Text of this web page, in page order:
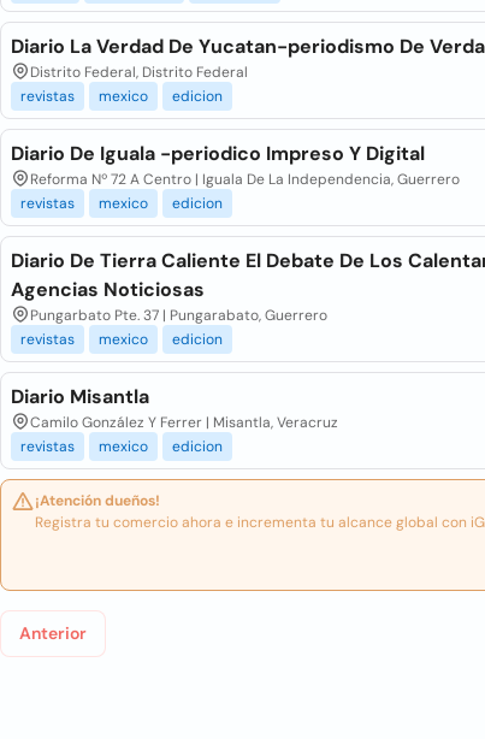
Diario La Verdad De Yucatan-periodismo De
Distrito Federal, Distrito Federal
revistas
mexico edicion
Diario De Iguala -periodico Impreso Y Digital
Reforma Nº 72 A Centro | Iguala De La Independencia, Guerrero
revistas
mexico edicion
Diario De Tierra Caliente El Debate De Los
Agencias Noticiosas
Pungarbato Pte. 37 | Pungarabato, Guerrero
revistas
mexico edicion
Diario Misantla
Camilo González Y Ferrer | Misantla, Veracruz
revistas
mexico edicion
¡Atención dueños!
Registra tu comercio ahora e incrementa tu alcance global con
Anterior